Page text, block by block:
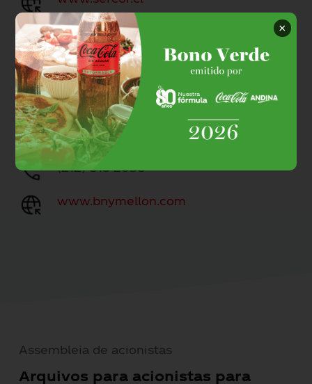
EE.UU
The Bank of New York Melon 101
Barday Street, 22nd Floor West New
York, NY 10286
(212) 815 2838
www.bnymellon.com
Assembleia de acionistas
Arquivos para acionistas para
×